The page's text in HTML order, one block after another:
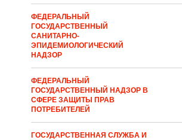
ФЕДЕРАЛЬНЫЙ
ГОСУДАРСТВЕННЫЙ
САНИТАРНО-
ЭПИДЕМИОЛОГИЧЕСКИЙ
НАДЗОР
ФЕДЕРАЛЬНЫЙ
ГОСУДАРСТВЕННЫЙ НАДЗОР В
СФЕРЕ ЗАЩИТЫ ПРАВ
ПОТРЕБИТЕЛЕЙ
ГОСУДАРСТВЕННАЯ СЛУЖБА И